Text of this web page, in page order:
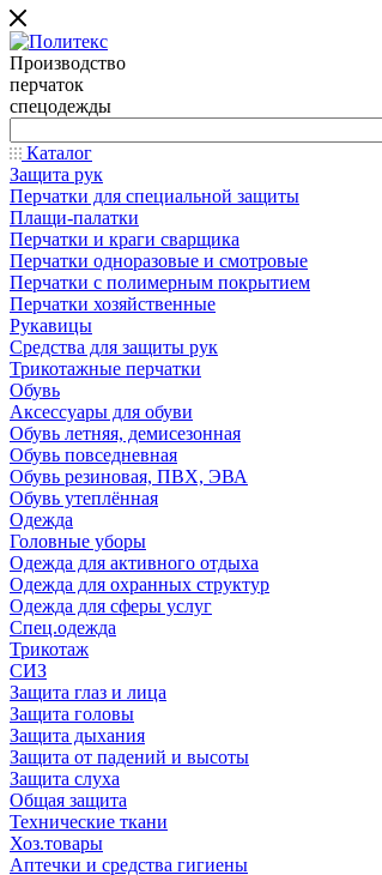
Производство
перчаток
спецодежды
Каталог
Защита рук
Перчатки для специальной защиты
Плащи-палатки
Перчатки и краги сварщика
Перчатки одноразовые и смотровые
Перчатки с полимерным покрытием
Перчатки хозяйственные
Рукавицы
Средства для защиты рук
Трикотажные перчатки
Обувь
Аксессуары для обуви
Обувь летняя, демисезонная
Обувь повседневная
Обувь резиновая, ПВХ, ЭВА
Обувь утеплённая
Одежда
Головные уборы
Одежда для активного отдыха
Одежда для охранных структур
Одежда для сферы услуг
Спец.одежда
Трикотаж
СИЗ
Защита глаз и лица
Защита головы
Защита дыхания
Защита от падений и высоты
Защита слуха
Общая защита
Технические ткани
Хоз.товары
Аптечки и средства гигиены